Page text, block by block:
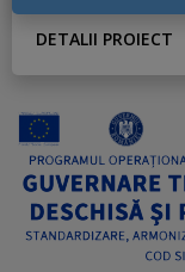
DETALII PROIECT